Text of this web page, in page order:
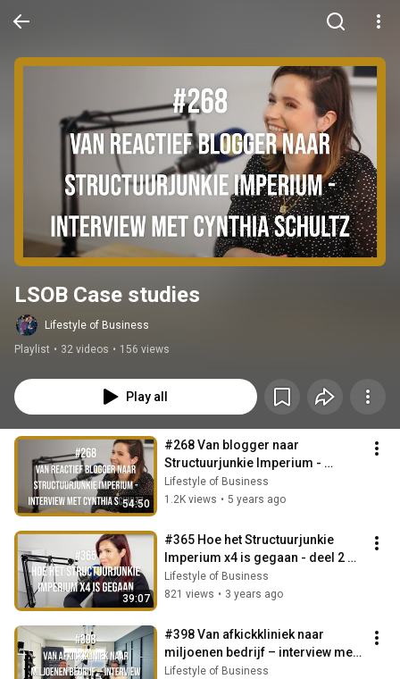
LSOB Case studies
Lifestyle of Business
Playlist • 32 videos • 156 views
Play all
54:50
#268 Van blogger naar
Structuurjunkie Imperium -
Interview met Cynthia Schultz
Lifestyle of Business
1.2K views • 5 years ago
39:07
#365 Hoe het Structuurjunkie
Imperium x4 is gegaan - deel 2
Interview met Cynthia Schultz
Lifestyle of Business
821 views • 3 years ago
#398 Van afkickkliniek naar
miljoenen bedrijf – interview met
Kaey van Gerner
Lifestyle of Business